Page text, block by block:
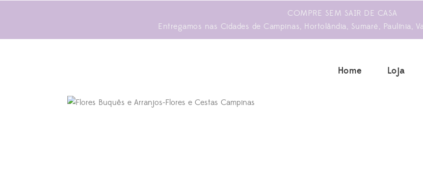
COMPRE SEM SAIR DE CASA
Entregamos nas Cidades de Campinas, Hortolândia, Sumaré, Paulínia,
Home Loja